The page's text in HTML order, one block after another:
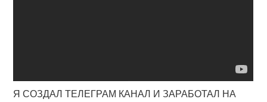
Я СОЗДАЛ ТЕЛЕГРАМ КАНАЛ И ЗАРАБОТАЛ НА